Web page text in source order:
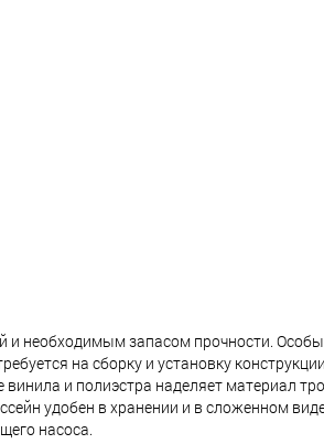
и необходимым запасом прочности.
на сборку и установку
и полиэстра наделяет материал
удобен в хранении и в сложенном
насоса.